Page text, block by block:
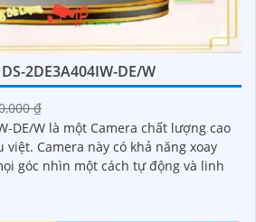
2DE3A404IW-DE/W
₫
DE/W là một Camera chất lượng cao
xoay
góc nhìn một cách tự động và linh